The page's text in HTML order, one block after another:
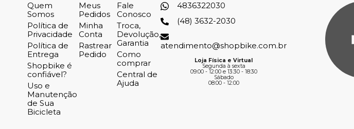
Quem
Somos
Política de
Privacidade
Política de
Entrega
Shopbike é
confiável?
Uso e
Manutenção
de Sua
Bicicleta
Meus
Pedidos
Minha
Conta
Rastrear
Pedido
Fale
Conosco
Troca,
Devolução,
Garantia
Como
comprar
Central de
Ajuda
4836322030
(48) 3632-2030
atendimento@shopbike.com.br
Loja Física e Virtual
Segunda à sexta
09:00 - 12:00 e 13:30 - 18:30
Sábado
08:00 - 12:00